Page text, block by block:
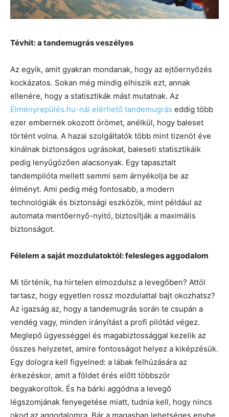
Tévhit: a tandemugrás veszélyes
Az egyik, amit gyakran mondanak, hogy az ejtőernyőzés
kockázatos. Sokan még mindig elhiszik ezt, annak
ellenére, hogy a statisztikák mást mutatnak. Az
Élményrepülés.hu-nál elérhető tandemugrás eddig több
ezer embernek okozott örömet, anélkül, hogy baleset
történt volna. A hazai szolgáltatók több mint tizenöt éve
kínálnak biztonságos ugrásokat, baleseti statisztikáik
pedig lenyűgözően alacsonyak. Egy tapasztalt
tandempilóta mellett semmi sem árnyékolja be az
élményt. Ami pedig még fontosabb, a modern
technológiák és biztonsági eszközök, mint például az
automata mentőernyő-nyitó, biztosítják a maximális
biztonságot.
Félelem a saját mozdulatoktól: felesleges aggodalom
Mi történik, ha hirtelen elmozdulsz a levegőben? Attól
tartasz, hogy egyetlen rossz mozdulattal bajt okozhatsz?
Az igazság az, hogy a tandemugrás során te csupán a
vendég vagy, minden irányítást a profi pilótád végez.
Meglepő ügyességgel és magabiztossággal kezelik az
összes helyzetet, amire fontosságot helyez a kiképzésük.
Egy dologra kell figyelned: a lábak felhúzására az
érkezéskor, amit a földet érés előtt többször
begyakoroltok. És ha bárki aggódna a levegő
légszomjának fenyegetése miatt, tudnia kell, hogy nincs